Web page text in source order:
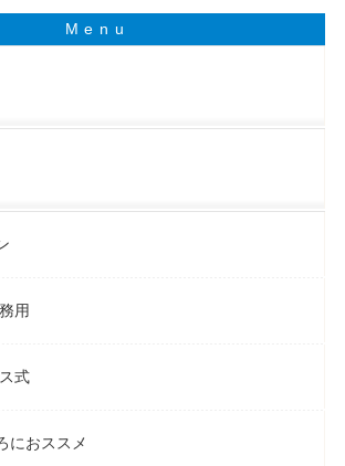
用
式
におススメ